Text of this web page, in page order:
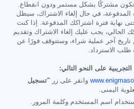
مشتركًا بشكل مستمر ودون انقطاع.
المدفوعة، في حال إلغاء الاشتراك، سيظل
نهاية فترة اشتراكك المدفوعة. إذا كنت
يجب عليك إلغاء الاشتراك وتقديم
خلال 30 يومًا من تاريخ آخر عملية شراء، وستتوقف فورًا عن
الاسترداد.
على النحو التالي:
وانقر على زر "تسجيل
اليمنى.
اسم المستخدم وكلمة المرور.